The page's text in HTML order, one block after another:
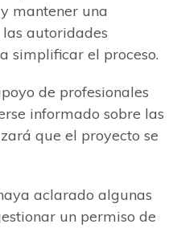
mantener una
autoridades
simplificar el proceso.
de profesionales
informado sobre las
que el proyecto se
aclarado algunas
un permiso de